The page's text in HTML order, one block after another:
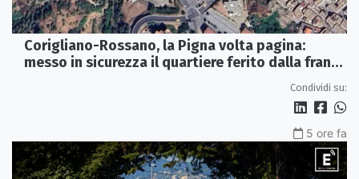
Corigliano-Rossano, la Pigna volta pagina:
messo in sicurezza il quartiere ferito dalla frana
Condividi su:
5 ore fa